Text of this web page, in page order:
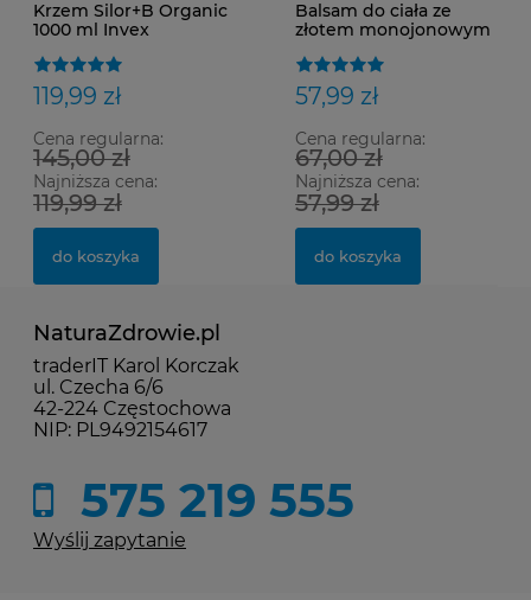
Krzem Silor+B Organic
1000 ml Invex
119,99 zł
Cena regularna:
145,00 zł
Najniższa cena:
119,99 zł
do koszyka
Balsam do ciała ze
złotem monojonowym
Invex Remedies 200 ml
57,99 zł
Cena regularna:
67,00 zł
Najniższa cena:
57,99 zł
do koszyka
NaturaZdrowie.pl
traderIT Karol Korczak
ul. Czecha 6/6
42-224 Częstochowa
NIP: PL9492154617
575 219 555
Wyślij zapytanie